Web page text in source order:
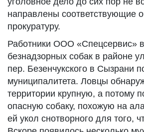
направлены соответствующие
прокуратуру.
Работники ООО «Спецсервис»
безнадзорных собак в районе
пер. Безенчукского в Сызрани
муниципалитета. Ловцы
территории крупную, а потому
опасную собаку, похожую на
ей укол снотворного для того,